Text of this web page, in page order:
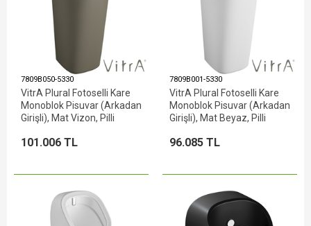
7809B050-5330
VitrA Plural Fotoselli Kare
Monoblok Pisuvar (Arkadan
Girişli), Mat Vizon, Pilli
101.006 TL
7809B001-5330
VitrA Plural Fotoselli Kare
Monoblok Pisuvar (Arkadan
Girişli), Mat Beyaz, Pilli
96.085 TL